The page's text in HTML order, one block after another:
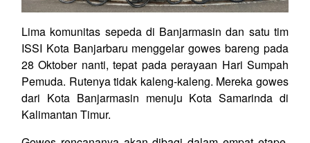
Lima komunitas sepeda di Banjarmasin dan satu tim
ISSI Kota Banjarbaru menggelar gowes bareng pada
28 Oktober nanti, tepat pada perayaan Hari Sumpah
Pemuda. Rutenya tidak kaleng-kaleng. Mereka gowes
dari Kota Banjarmasin menuju Kota Samarinda di
Kalimantan Timur.